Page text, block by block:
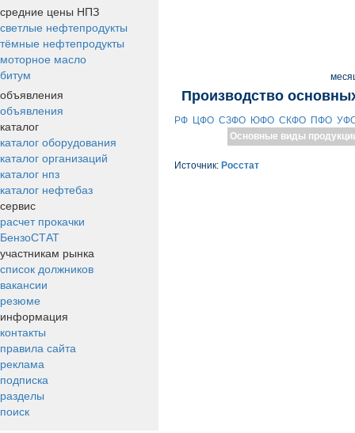
средние цены НПЗ
светлые нефтепродукты
тёмные нефтепродукты
моторное масло
битум
объявления
объявления
каталог
каталог оборудования
каталог организаций
каталог нпз
каталог нефтебаз
сервис
расчет прокачки
БензоСТАТ
участникам рынка
список должников
вакансии
резюме
информация
контакты
правила сайта
реклама
подписка
разделы
поиск
Производство
РФ ЦФО СЗФО ЮФО СКФО ПФО
Основные виды
Источник: Росстат